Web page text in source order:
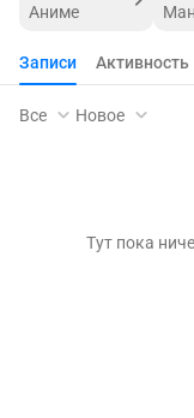
Аниме
Записи Активность
Все Новое
Тут пока